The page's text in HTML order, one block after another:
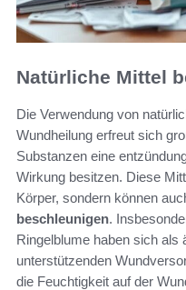
Natürliche Mittel
Die Verwendung von
Wundheilung erfreut sich
Substanzen eine
Wirkung besitzen. Diese
Körper, sondern können
beschleunigen.
Ringelblume haben sich als
unterstützenden
die Feuchtigkeit auf der